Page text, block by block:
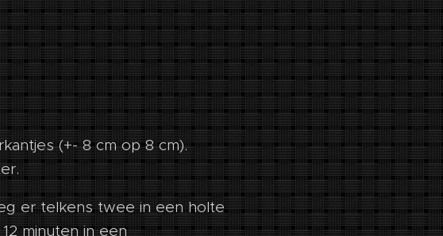
(+- 8 cm op 8 cm).
er telkens twee in een holte
minuten in een